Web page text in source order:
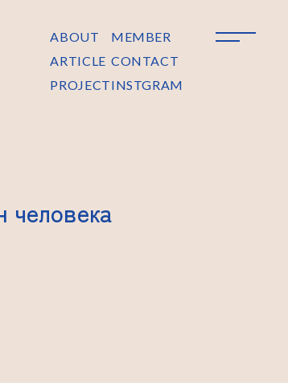
ABOUT
ARTICLE
PROJECT
MEMBER
CONTACT
INSTGRAM
человека